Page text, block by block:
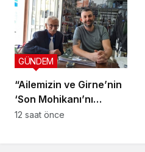
getirmeli”
“Ailemizin ve Girne’nin
‘Son Mohikanı’nı
kaybettik”
GÜNDEM
12 saat önce